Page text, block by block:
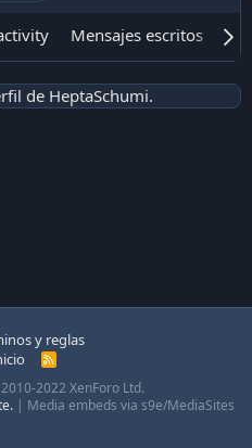
Mensajes escritos
de HeptaSchumi.
y reglas
R
S
2022 XenForo Ltd.
| Media embeds via s9e/MediaSites